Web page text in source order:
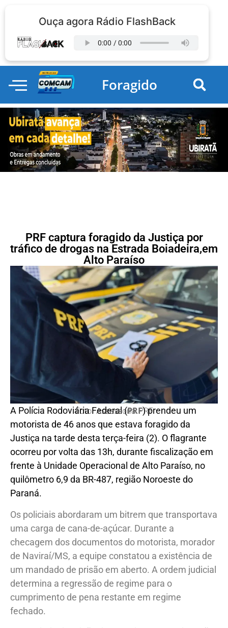
Ouça agora Rádio FlashBack
Foragido
PRF captura foragido da Justiça por
tráfico de drogas na Estrada Boiadeira,em
Alto Paraíso
Foto: Assessoria PRF
A Polícia Rodoviária Federal (PRF ) prendeu um
motorista de 46 anos que estava foragido da
Justiça na tarde desta terça-feira (2). O flagrante
ocorreu por volta das 13h, durante fiscalização em
frente à Unidade Operacional de Alto Paraíso, no
quilômetro 6,9 da BR-487, região Noroeste do
Os policiais abordaram um bitrem que transportava
uma carga de cana-de-açúcar. Durante a
checagem dos documentos do motorista, morador
de Naviraí/MS, a equipe constatou a existência de
um mandado de prisão em aberto. A ordem judicial
determina a regressão de regime para o
cumprimento de pena restante em regime